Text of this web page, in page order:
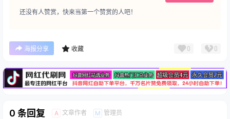
还没有人赞赏，快来当第一个赞赏的人吧！
海报分享 收藏 0 0
广告
0 条回复 A 文章作者 M 管理员